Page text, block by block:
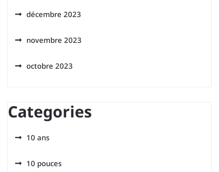
décembre 2023
novembre 2023
octobre 2023
Categories
10 ans
10 pouces